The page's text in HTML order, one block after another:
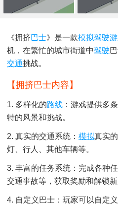
《拥挤巴士》是一款模拟驾驶
机，在繁忙的城市街道中驾驶
交通挑战。
【拥挤巴士内容】
1. 多样化的路线 ：游戏提供多
特的风景和挑战。
2. 真实的交通系统： 模拟真实
灯、行人、其他车辆等。
3. 丰富的任务系统：完成各种
交通事故等，获取奖励和解锁新
4. 自定义巴士：玩家可以自定